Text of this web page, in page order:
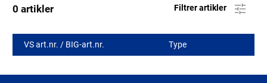
0 artikler Filtrer artikler
VS art.nr. / BIG-art.nr. Type